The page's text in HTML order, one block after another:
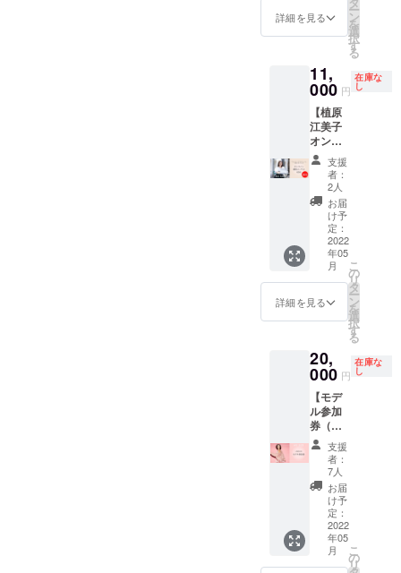
１枚を
お届け
写真３
カット
納品、
データ
は後日
メール
にてお
届けし
ます。
※ご友人
一緒の
撮影ご
希望は
別途各
自お申
くださ
い。
備考欄
ご記入
くださ
い。 後
日、ス
タッフ
よりご
連絡い
たしま
す。
サー植
原江美
子によ
ライン
個別コ
ンサル
（６０
分） イ
ンスタ
など各
種SNS
のブラ
ンディ
ングの
ご相談
など 女
性に刺
さる圧
倒的な
世界観
にアド
バイス
いたし
ます。
詳細を見る ー
ン
を
選
択
す
る
11,
000 円
在庫な
し
【植原
江美子
オンラ
イン個
別コン
ル】
11,000
円 ブラ
ンディ
ングプ
デュー
サー植
原江美
子によ
ライン
個別コ
ンサル
（６０
分） イ
ンスタ
など各
種SNS
のブラ
ンディ
ングの
お悩み
相談な
ど。 圧
倒的な
支援
者：
2人
お届
け予
定：
2022
年05
月
詳細を見る
こ
の
リ
タ
ー
ン
を
選
択
す
る
20,
000 円
在庫な
し
【モデ
ル参加
券（入
場券付
き）】
イベン
ト当
日、モ
デルと
して
ファッ
ション
ショー
支援
者：
7人
お届
け予
定：
2022
年05
月
こ
の
リ